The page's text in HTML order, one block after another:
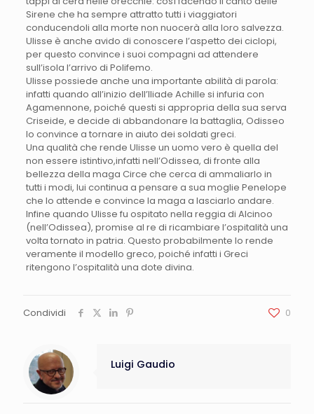
Sirene che ha sempre attratto tutti i viaggiatori
conducendoli alla morte non nuocerà alla loro salvezza.
Ulisse è anche avido di conoscere l’aspetto dei ciclopi,
per questo convince i suoi compagni ad attendere
sull’isola l’arrivo di Polifemo.
Ulisse possiede anche una importante abilità di parola:
infatti quando all’inizio dell’Iliade Achille si infuria con
Agamennone, poiché questi si appropria della sua serva
Criseide, e decide di abbandonare la battaglia, Odisseo
lo convince a tornare in aiuto dei soldati greci.
Una qualità che rende Ulisse un uomo vero è quella del
non essere istintivo,infatti nell’Odissea, di fronte alla
bellezza della maga Circe che cerca di ammaliarlo in
tutti i modi, lui continua a pensare a sua moglie Penelope
che lo attende e convince la maga a lasciarlo andare.
Infine quando Ulisse fu ospitato nella reggia di Alcinoo
(nell’Odissea), promise al re di ricambiare l’ospitalità una
volta tornato in patria. Questo probabilmente lo rende
veramente il modello greco, poiché infatti i Greci
ritengono l’ospitalità una dote divina.
Condividi 0
Luigi Gaudio